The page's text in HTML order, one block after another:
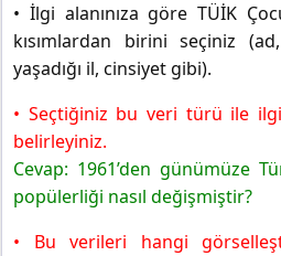
• İlgi alanınıza göre TÜİK
kısımlardan birini seçiniz
yaşadığı il, cinsiyet gibi).
• Seçtiğiniz bu veri türü ile
belirleyiniz.
Cevap: 1961’den günümüze
popülerliği nasıl değişmiştir?
• Bu verileri hangi